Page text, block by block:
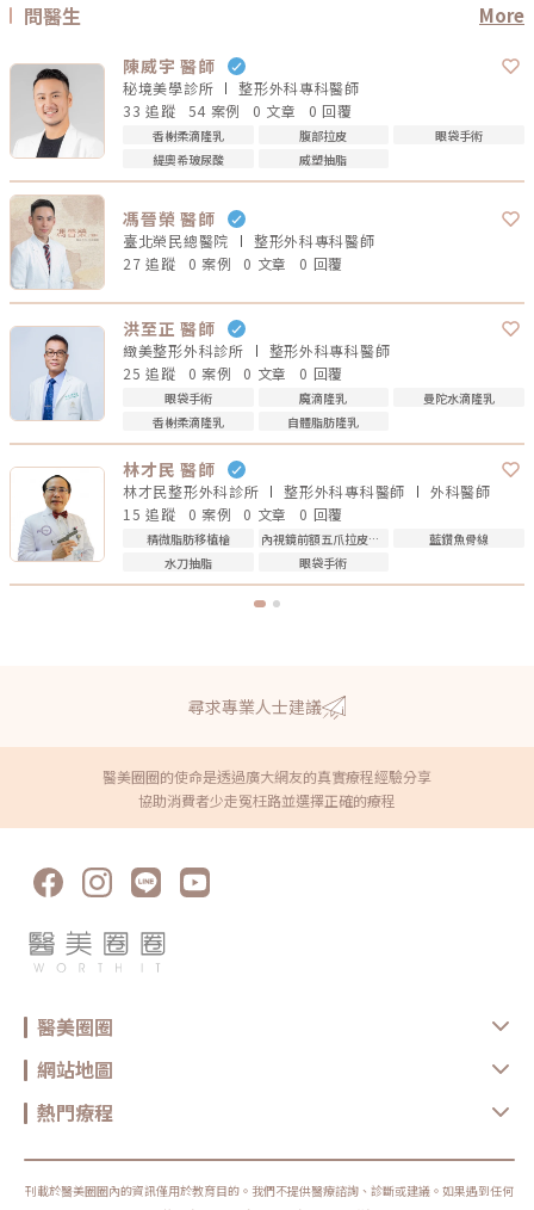
問醫生 More
陳威宇 醫師
秘境美學診所 整形外科專科醫師
33 追蹤
54 案例 0 文章 0 回覆
香榭柔滴隆乳 腹部拉皮
眼袋手術
緹奧希玻尿酸
威塑抽脂
馮晉榮 醫師
臺北榮民總醫院 整形外科專科醫師
27 追蹤
0 案例 0 文章 0 回覆
洪至正 醫師
緻美整形外科診所 整形外科專科醫師
25 追蹤
0 案例 0 文章 0 回覆
眼袋手術 魔滴隆乳
曼陀水滴隆乳
香榭柔滴隆乳
自體脂肪隆乳
林才民 醫師
林才民整形外科診所 整形外科專科醫師 外科醫師
15 追蹤
0 案例 0 文章 0 回覆
精微脂肪移植槍 內視鏡前額五爪拉皮手術
藍鑽魚骨線
水刀抽脂
眼袋手術
尋求專業人士建議
醫美圈圈的使命是透過廣大網友的真實療程經驗分享
協助消費者少走冤枉路並選擇正確的療程
醫美圈圈
網站地圖
熱門療程
刊載於醫美圈圈內的資訊僅用於教育目的。我們不提供醫療諮詢、診斷或建議。如果遇到任何